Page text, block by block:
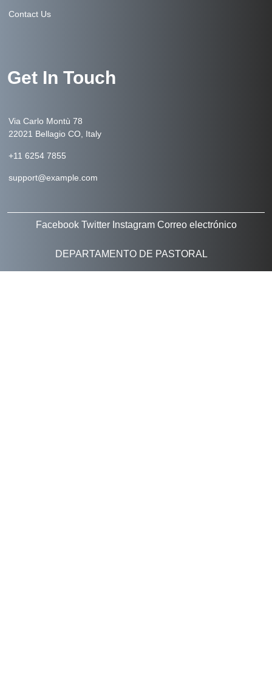
Contact Us
Get In Touch
Via Carlo Montù 78
22021 Bellagio CO, Italy
+11 6254 7855
support@example.com
Facebook Twitter Instagram Correo electrónico
DEPARTAMENTO DE PASTORAL